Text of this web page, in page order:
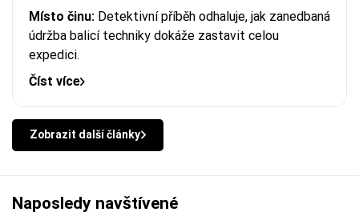
Místo činu: Detektivní příběh odhaluje, jak zanedbaná
údržba balicí techniky dokáže zastavit celou
expedici.
Číst více
Zobrazit další články
Naposledy navštívené